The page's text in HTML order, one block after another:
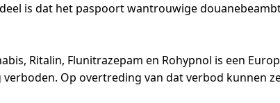
is dat het paspoort wantrouwige
Ritalin, Flunitrazepam en Rohypnol is een
Op overtreding van dat verbod kunnen